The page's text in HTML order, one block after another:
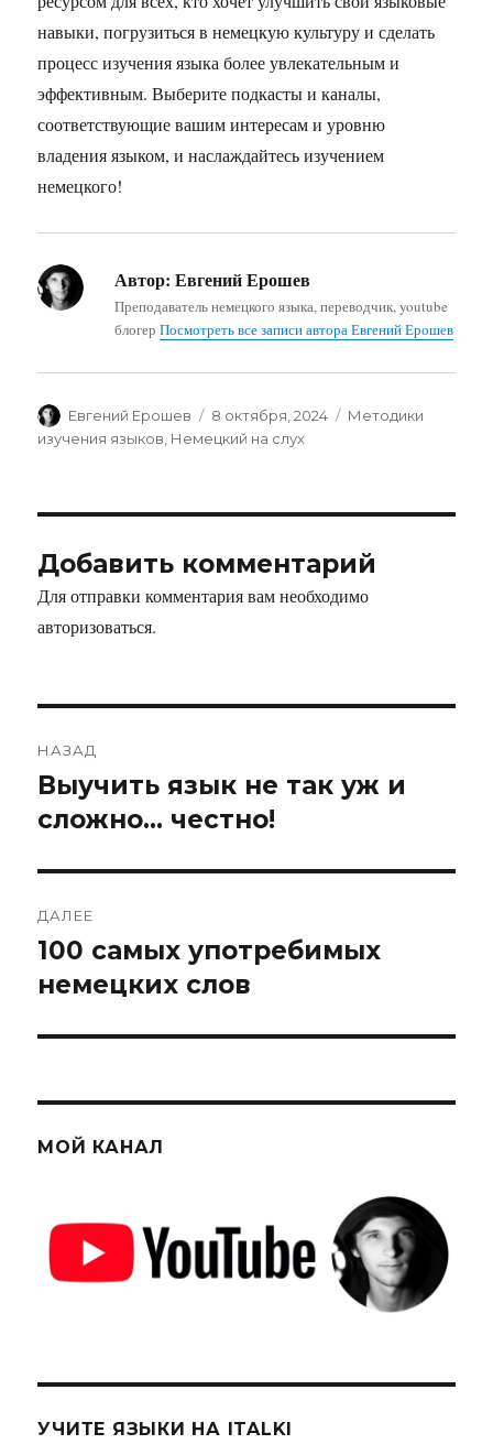
навыки, погрузиться в немецкую культуру и сделать
процесс изучения языка более увлекательным и
эффективным. Выберите подкасты и каналы,
соответствующие вашим интересам и уровню
владения языком, и наслаждайтесь изучением
немецкого!
Автор: Евгений Ерошев
Преподаватель немецкого языка, переводчик, youtube
блогерПосмотреть все записи автора Евгений Ерошев
Автор
Евгений Ерошев Опубликовано
8 октября, 2024 Рубрики
Методики
изучения языков Немецкий на слух
Добавить комментарий
Для отправки комментария вам необходимо
авторизоваться.
НАЗАД
Предыдущая
запись:
Выучить язык не так уж и
сложно… честно!
ДАЛЕЕ
Следующая
запись:
100 самых употребимых
немецких слов
МОЙ КАНАЛ
УЧИТЕ ЯЗЫКИ НА ITALKI